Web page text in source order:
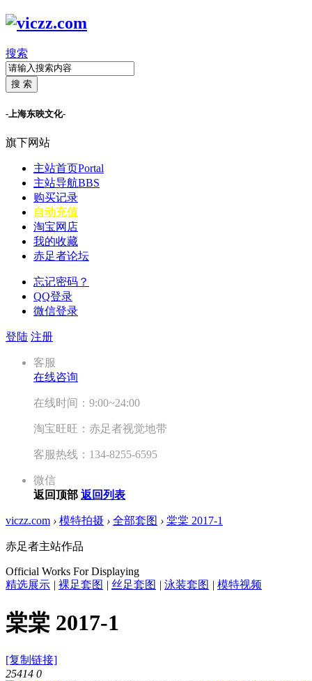
搜索
搜 索
-上海东映文化-
旗下网站
主站首页Portal
主站导航BBS
购买记录
自动充值
淘宝网店
我的收藏
赤足者论坛
忘记密码？
QQ登录
微信登录
登陆 注册
客服
在线咨询
在线时间：9:00~24:00
淘宝旺旺：赤足者视觉地带
客服热线：134-8255-6595
微信
返回顶部 返回列表
viczz.com › 模特拍摄 › 全部套图 › 棠棠 2017-1
赤足者主站作品
Official Works For Displaying
精选展示 | 裸足套图 | 丝足套图 | 泳装套图 | 模特视频
棠棠 2017-1
[复制链接]
25414 0